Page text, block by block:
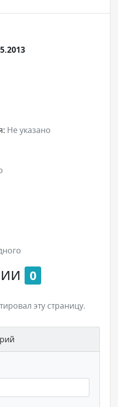
Не указано
0
эту страницу.